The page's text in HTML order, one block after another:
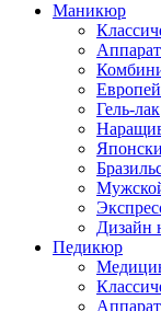
Маникюр
Гель-лак
Дизайн
Педикюр